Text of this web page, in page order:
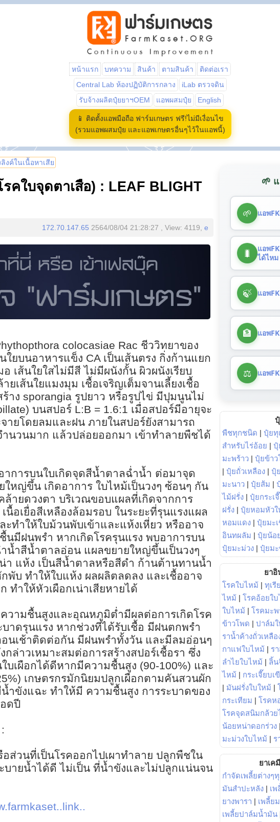
หน้าแรก บทความ สินค้า ตามสินค้า
ติดต่อเรา
Central Lab ห้องปฏิบัติการกลาง
iLab ตรวจดิน
รับจ้างผลิตปุ๋ยยาฯOEM
แอพผสมปุ๋ย English
📱 ติดตั้งแอพมือถือ ฟาร์มเกษตร ฟรี!ไม่มีเงื่อนไข
(รวมแอพผสมปุ๋ย และแอพเกษตรอื่นๆไว้ในแอพนี้)
งค์ในเนื้อหาเสีย
คใบจุดตาเสือ) : LEAF BLIGHT
172.70.147.65 2564/08/04 21:28:27 , View: 4119, e
colocasiae Rac ชีววิทยาของ
นใยบนอาหารแข็ง CA เป็นเส้นตรง กิ่งก้านแยก
เส้นใยใสไม่มีสี ไม่มีผนังกั้น ผิวผนังเรียบ
เส้นใยแมงมุม เชื้อเจริญเต็มจานเลี้ยงเชื้อ
ร้าง sporangia รูปยาว หรือรูปไข่ มีปุมนูนไม่
บนสปอร์ L:B = 1.6:1 เมื่อสปอร์มีอายุจะ
ายโดยลมและฝน ภายในสปอร์ยังสามารถ
ำนวนมาก แล้วปล่อยออกมา เข้าทำลายพืชได้
การบนใบเกิดจุดสีน้ำตาลฉ่ำน้ำ ต่อมาจุด
ใหญ่ขึ้น เกิดอาการ ใบไหม้เป็นวงๆ ซ้อนๆ กัน
ายดวงตา บริเวณขอบแผลที่เกิดจากการ
นื้อเยื่อสีเหลืองล้อมรอบ ในระยะที่รุนแรงแผล
ทำให้ใบม้วนพับเข้าและแห้งเหี่ยว หรืออาจ
นมีฝนพรำ หากเกิดโรครุนแรง พบอาการบน
น้ำสีน้ำตาลอ่อน แผลขยายใหญ่ขึ้นเป็นวงๆ
า แห้ง เป็นสีน้ำตาลหรือสีดำ ก้านต้านทานน้ำ
พับ ทำให้ใบแห้ง ผลผลิตลดลง และเชื้ออาจ
ทำให้หัวเผือกเน่าเสียหายได้
วามชื้นสูงและอุณหภูมิต่ำมีผลต่อการเกิดโรค
าดรุนแรง หากช่วงที่ได้รับเชื้อ มีฝนตกพรำ
นเช้าติดต่อกัน มีฝนพรำทั้งวัน และมีลมอ่อนๆ
กล่าวเหมาะสมต่อการสร้างสปอร์เชื้อรา ซึ่ง
บเผือกได้ดีหากมีความชื้นสูง (90-100%) และ
เกษตรกรมักนิยมปลูกเผือกตามคันสวนผัก
ำขังแฉะ ทำให้มี ความชื้นสูง การระบาดของ
ดปี
อส่วนที่เป็นโรคออกไปเผาทำลาย ปลูกพืชใน
ายน้ำได้ดี ไม่เป็น ที่น้ำขังและไม่ปลูกแน่นจน
🌱
🌱 แอพ
🐛
แอพ
ได้ไหม
🍃 แอพ
🏦 แอพ
⚖️ แอพ
พืชทุกชนิด | ปุ๋ยทุ
สำหรับไร่อ้อย | ปุ๋
มะพร้าว | ปุ๋ยข้าว
| ปุ๋ยถั่วเหลือง | ปุ๋
มะนาว | ปุ๋ยส้ม |
ไม้ฝรั่ง | ปุ๋ยกระเ
ฝรั่ง | ปุ๋ยหอมหัว
หอมแดง | ปุ๋ยมะ
อินทผลัม | ปุ๋ยน้อ
ปุ๋ยมะม่วง | ปุ๋ยม
ยา
โรคใบไหม้ | ทุเรี
ไหม้ | โรคอ้อยใ
ใบไหม้ | โรคมะพ
ข้าวโพด | ปาล์ม
ราน้ำค้างถั่วเหลือ
กาแฟใบไหม้ | ร
ลำไยใบไหม้ | ลิ้น
ไหม้ | กระเจี๊ยบเ
| มันฝรั่งใบใหม้ |
กระเทียม | โรคห
โรคจุดสนิมกล้วย
น้อยหน่าดอกร่วง |
มะม่วงใบไหม้ | ร
ยาเค
กำจัดเพลี้ยต่างๆ
มันสำปะหลัง | เ
ยางพารา | เพลี้ย
เพลี้ยปาล์มน้ำมัน